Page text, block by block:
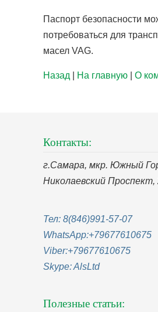
Паспорт безопасности
потребоваться для
масел VAG.
Назад На главную О
Контакты:
г.Самара, мкр. Южный
Николаевский Проспект,
Тел: 8(846)991-57-07
WhatsApp:+79677610675
Viber:+79677610675
Skype:AlsLtd
Полезные статьи: